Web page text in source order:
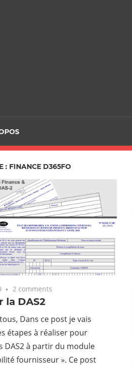
: FINANCE D365FO
2 comments
la DAS2
Dans ce post je vais
étapes à réaliser pour
DAS2 à partir du module
fournisseur ». Ce post